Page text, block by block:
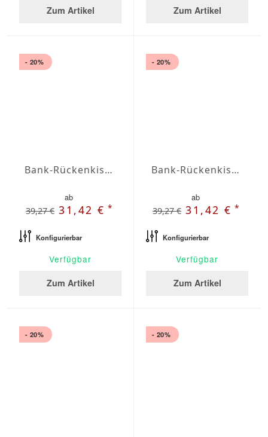
Zum Artikel Zum Artikel
- 20%
Bank-Rückenkissen Agora Plains Negro
ab
39,27 € 31,42 €*
Konfigurierbar
Verfügbar
Zum Artikel
- 20%
Bank-Rückenkissen Agora Plains Oliva
ab
39,27 € 31,42 €*
Konfigurierbar
Verfügbar
Zum Artikel
- 20% - 20%